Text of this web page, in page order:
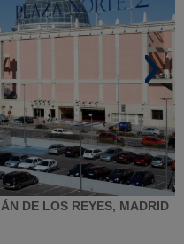
DE LOS REYES, MADRID